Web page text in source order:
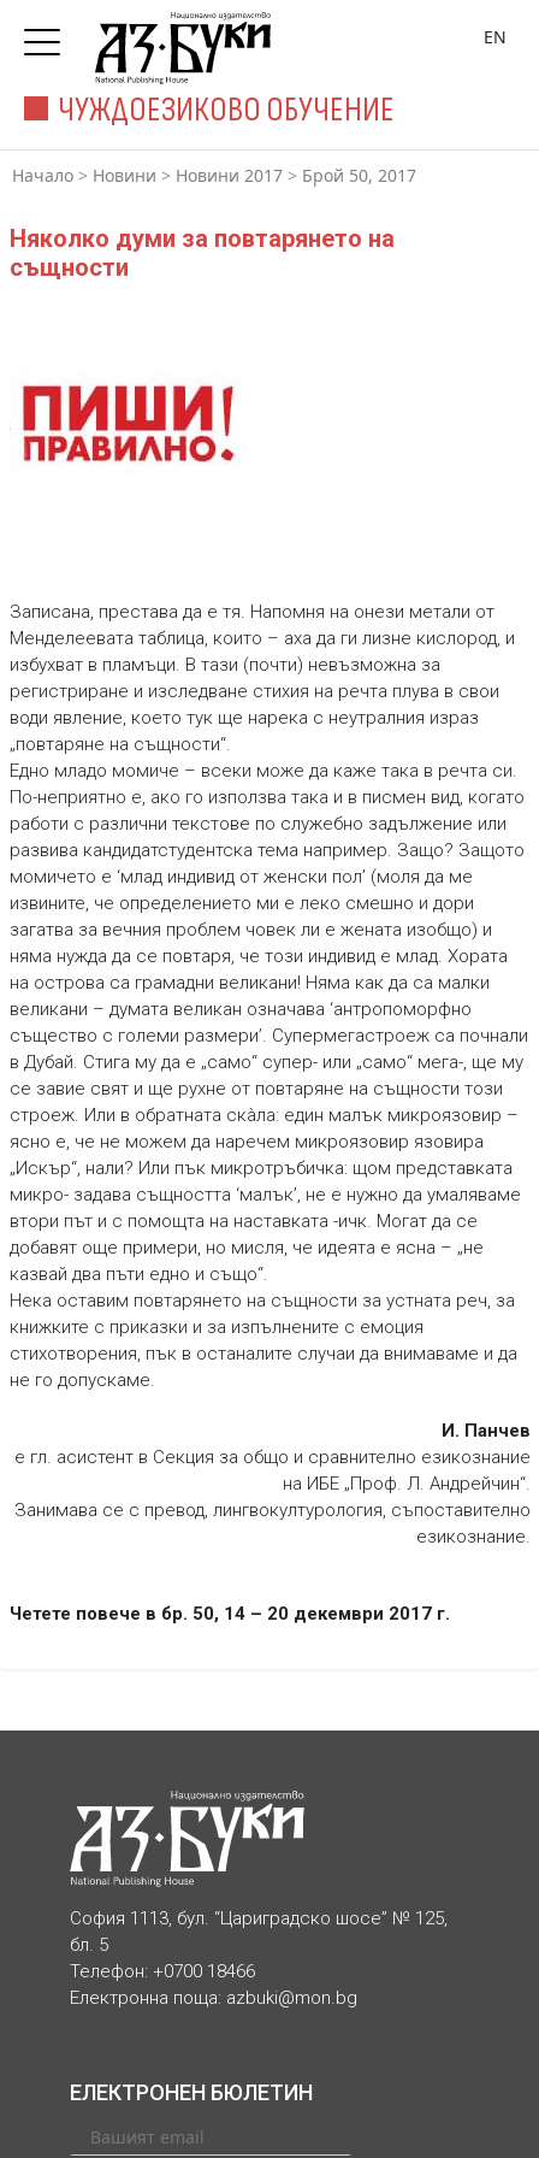
ЧУЖДОЕЗИКОВО ОБУЧЕНИЕ
EN
Начало > Новини > Новини 2017 > Брой 50, 2017
Няколко думи за повтарянето на
същности
Записана, престава да е тя. Напомня на онези метали от
Менделеевата таблица, които – аха да ги лизне кислород, и
избухват в пламъци. В тази (почти) невъзможна за
регистриране и изследване стихия на речта плува в свои
води явление, което тук ще нарека с неутралния израз
„повтаряне на същности“.
Едно младо момиче – всеки може да каже така в речта си.
По-неприятно е, ако го използва така и в писмен вид, когато
работи с различни текстове по служебно задължение или
развива кандидатстудентска тема например. Защо? Защото
момичето е ‘млад индивид от женски пол’ (моля да ме
извините, че определението ми е леко смешно и дори
загатва за вечния проблем човек ли е жената изобщо) и
няма нужда да се повтаря, че този индивид е млад. Хората
на острова са грамадни великани! Няма как да са малки
великани – думата великан означава ‘антропоморфно
същество с големи размери’. Супермегастроеж са почнали
в Дубай. Стига му да е „само“ супер- или „само“ мега-, ще му
се завие свят и ще рухне от повтаряне на същности този
строеж. Или в обратната скàла: един малък микроязовир –
ясно е, че не можем да наречем микроязовир язовира
„Искър“, нали? Или пък микротръбичка: щом представката
микро- задава същността ‘малък’, не е нужно да умаляваме
втори път и с помощта на наставката -ичк. Могат да се
добавят още примери, но мисля, че идеята е ясна – „не
казвай два пъти едно и също“.
Нека оставим повтарянето на същности за устната реч, за
книжките с приказки и за изпълнените с емоция
стихотворения, пък в останалите случаи да внимаваме и да
не го допускаме.
И. Панчев
е гл. асистент в Секция за общо и сравнително езикознание
на ИБЕ „Проф. Л. Андрейчин“.
Занимава се с превод, лингвокултурология, съпоставително
езикознание.
Четете повече в бр. 50, 14 – 20 декември 2017 г.
София 1113, бул. “Цариградско шосе” № 125,
бл. 5
Телефон: +0700 18466
Електронна поща: azbuki@mon.bg
ЕЛЕКТРОНЕН БЮЛЕТИН